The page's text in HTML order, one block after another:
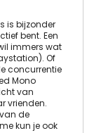
is bijzonder
bent. Een
immers wat
Of
concurrentie
Mono
van
vrienden.
de
kun je ook